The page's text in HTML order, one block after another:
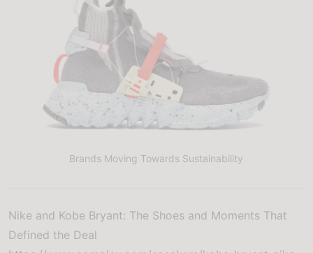
Brands Moving Towards Sustainability
Nike and Kobe Bryant: The Shoes and Moments That
Defined the Deal